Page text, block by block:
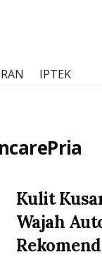
IPTEK
Kulit
Wajah